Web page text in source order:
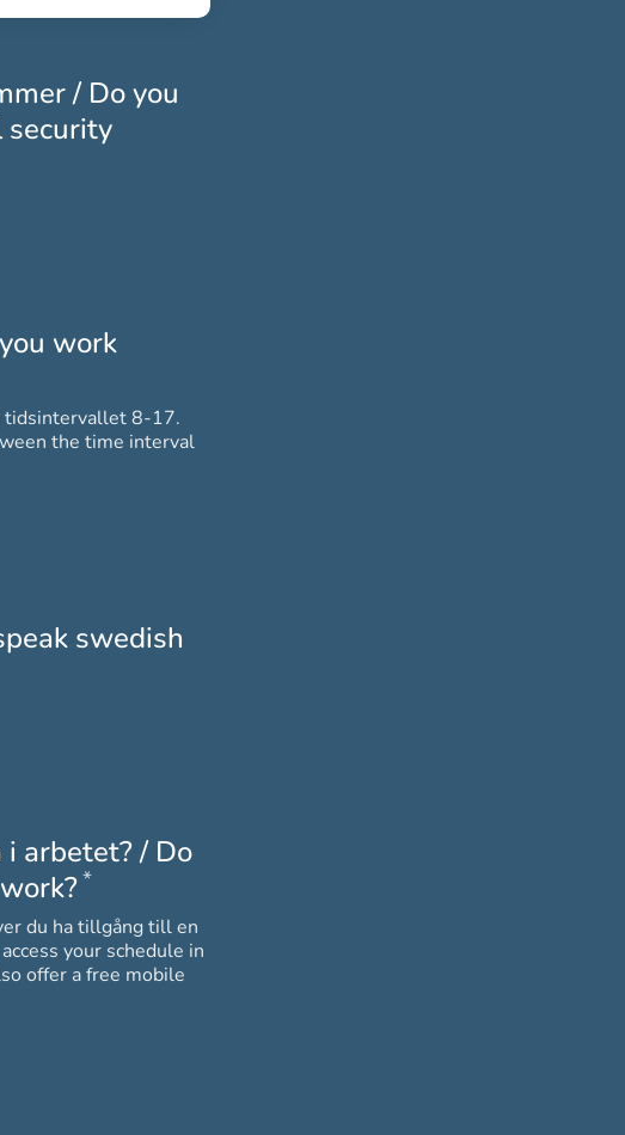
/ Do you
security
work
tidsintervallet 8-17.
the time interval
swedish
arbetet? / Do
*Obligatoriskt
du ha tillgång till en
offer a free mobile